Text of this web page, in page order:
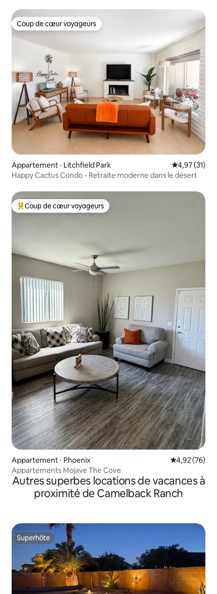
Coup de cœur voyageurs
Coup de cœur voyageurs
Appartement ⋅ Litchfield Park Évaluation
4,97 (31)
Happy Cactus Condo - Retraite moderne dans le désert
Coups de cœur voyageurs les plus appréciés
Coup de cœur voyageurs
Appartement ⋅ Phoenix Évaluation
4,92 (76)
Appartements Mojave The Cove
Autres superbes locations de vacances à
proximité de Camelback Ranch
Superhôte
Superhôte